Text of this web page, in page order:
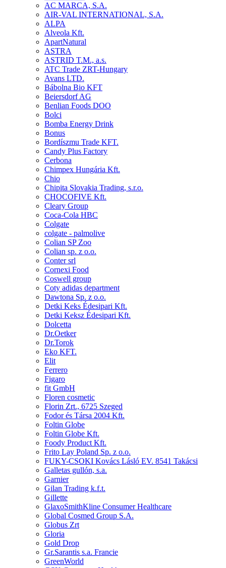
AC MARCA, S.A.
AIR-VAL INTERNATIONAL, S.A.
ALPA
Alveola Kft.
ApartNatural
ASTRA
ASTRID T.M., a.s.
ATC Trade ZRT-Hungary
Avans LTD.
Bábolna Bio KFT
Beiersdorf AG
Benlian Foods DOO
Bolci
Bomba Energy Drink
Bonus
Bordíszmu Trade KFT.
Candy Plus Factory
Cerbona
Chimpex Hungária Kft.
Chio
Chipita Slovakia Trading, s.r.o.
CHOCOFIVE Kft.
Cleary Group
Coca-Cola HBC
Colgate
colgate - palmolive
Colian SP Zoo
Colian sp. z o.o.
Conter srl
Cornexi Food
Coswell group
Coty adidas department
Dawtona Sp. z o.o.
Detki Keks Édesipari Kft.
Detki Keksz Édesipari Kft.
Dolcetta
Dr.Oetker
Dr.Torok
Eko KFT.
Elit
Ferrero
Figaro
fit GmbH
Floren cosmetic
Florin Zrt., 6725 Szeged
Fodor és Társa 2004 Kft.
Foltin Globe
Foltin Globe Kft.
Foody Product Kft.
Frito Lay Poland Sp. z o.o.
FUKY-CSOKI Kovács Lásló EV. 8541 Takácsi
Galletas gullón, s.a.
Garnier
Gilan Trading k.f.t.
Gillette
GlaxoSmithKline Consumer Healthcare
Global Cosmed Group S.A.
Globus Zrt
Gloria
Gold Drop
Gr.Sarantis s.a. Francie
GreenWorld